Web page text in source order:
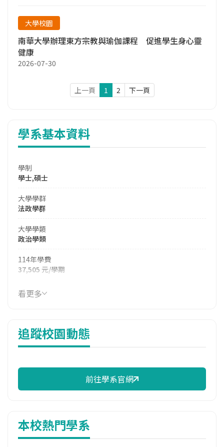
大學校園
南華大學辦理東方宗教與瑜伽課程 促進學生身心靈
健康
2026-07-30
上一頁 1 2 下一頁
學系基本資料
學制
學士,碩士
大學學群
法政學群
大學學類
政治學類
114年學費
37,505 元/學期
114年雜費
7,360 元/學期
84.21%
修輔系人數
113學年度下學期
雙主修人數
113學年度上學期
看更多
追蹤校園動態
前往學系官網
本校熱門學系